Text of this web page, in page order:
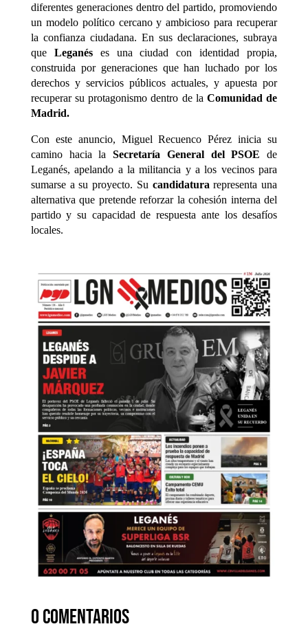
diferentes generaciones dentro del partido, promoviendo
un modelo político cercano y ambicioso para recuperar
la confianza ciudadana. En sus declaraciones, subraya
que Leganéses una ciudad con identidad propia,
construida por generaciones que han luchado por los
derechos y servicios públicos actuales, y apuesta por
recuperar su protagonismo dentro de la Comunidad de
Madrid.
Con este anuncio, Miguel Recuenco Pérez inicia su
camino hacia laSecretaría General del PSOE de
Leganés, apelando a la militancia y a los vecinos para
sumarse a su proyecto. Su candidatura representa una
alternativa que pretende reforzar la cohesión interna del
partido y su capacidad de respuesta ante los desafíos
locales.
0 comentarios